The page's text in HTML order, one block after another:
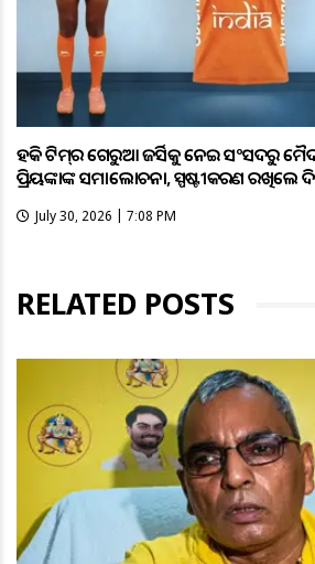
ହକି ଟିମ୍‌ର ଗେରୁଆ ଜର୍ସିକୁ ନେଇ ସଂସଦରୁ
ପ୍ରିୟଙ୍କାଙ୍କ ସମାଲୋଚନା, ସ୍ପଷ୍ଟୀକରଣ ରଖିଲେ
July 30, 2026 | 7:08 PM
RELATED POSTS